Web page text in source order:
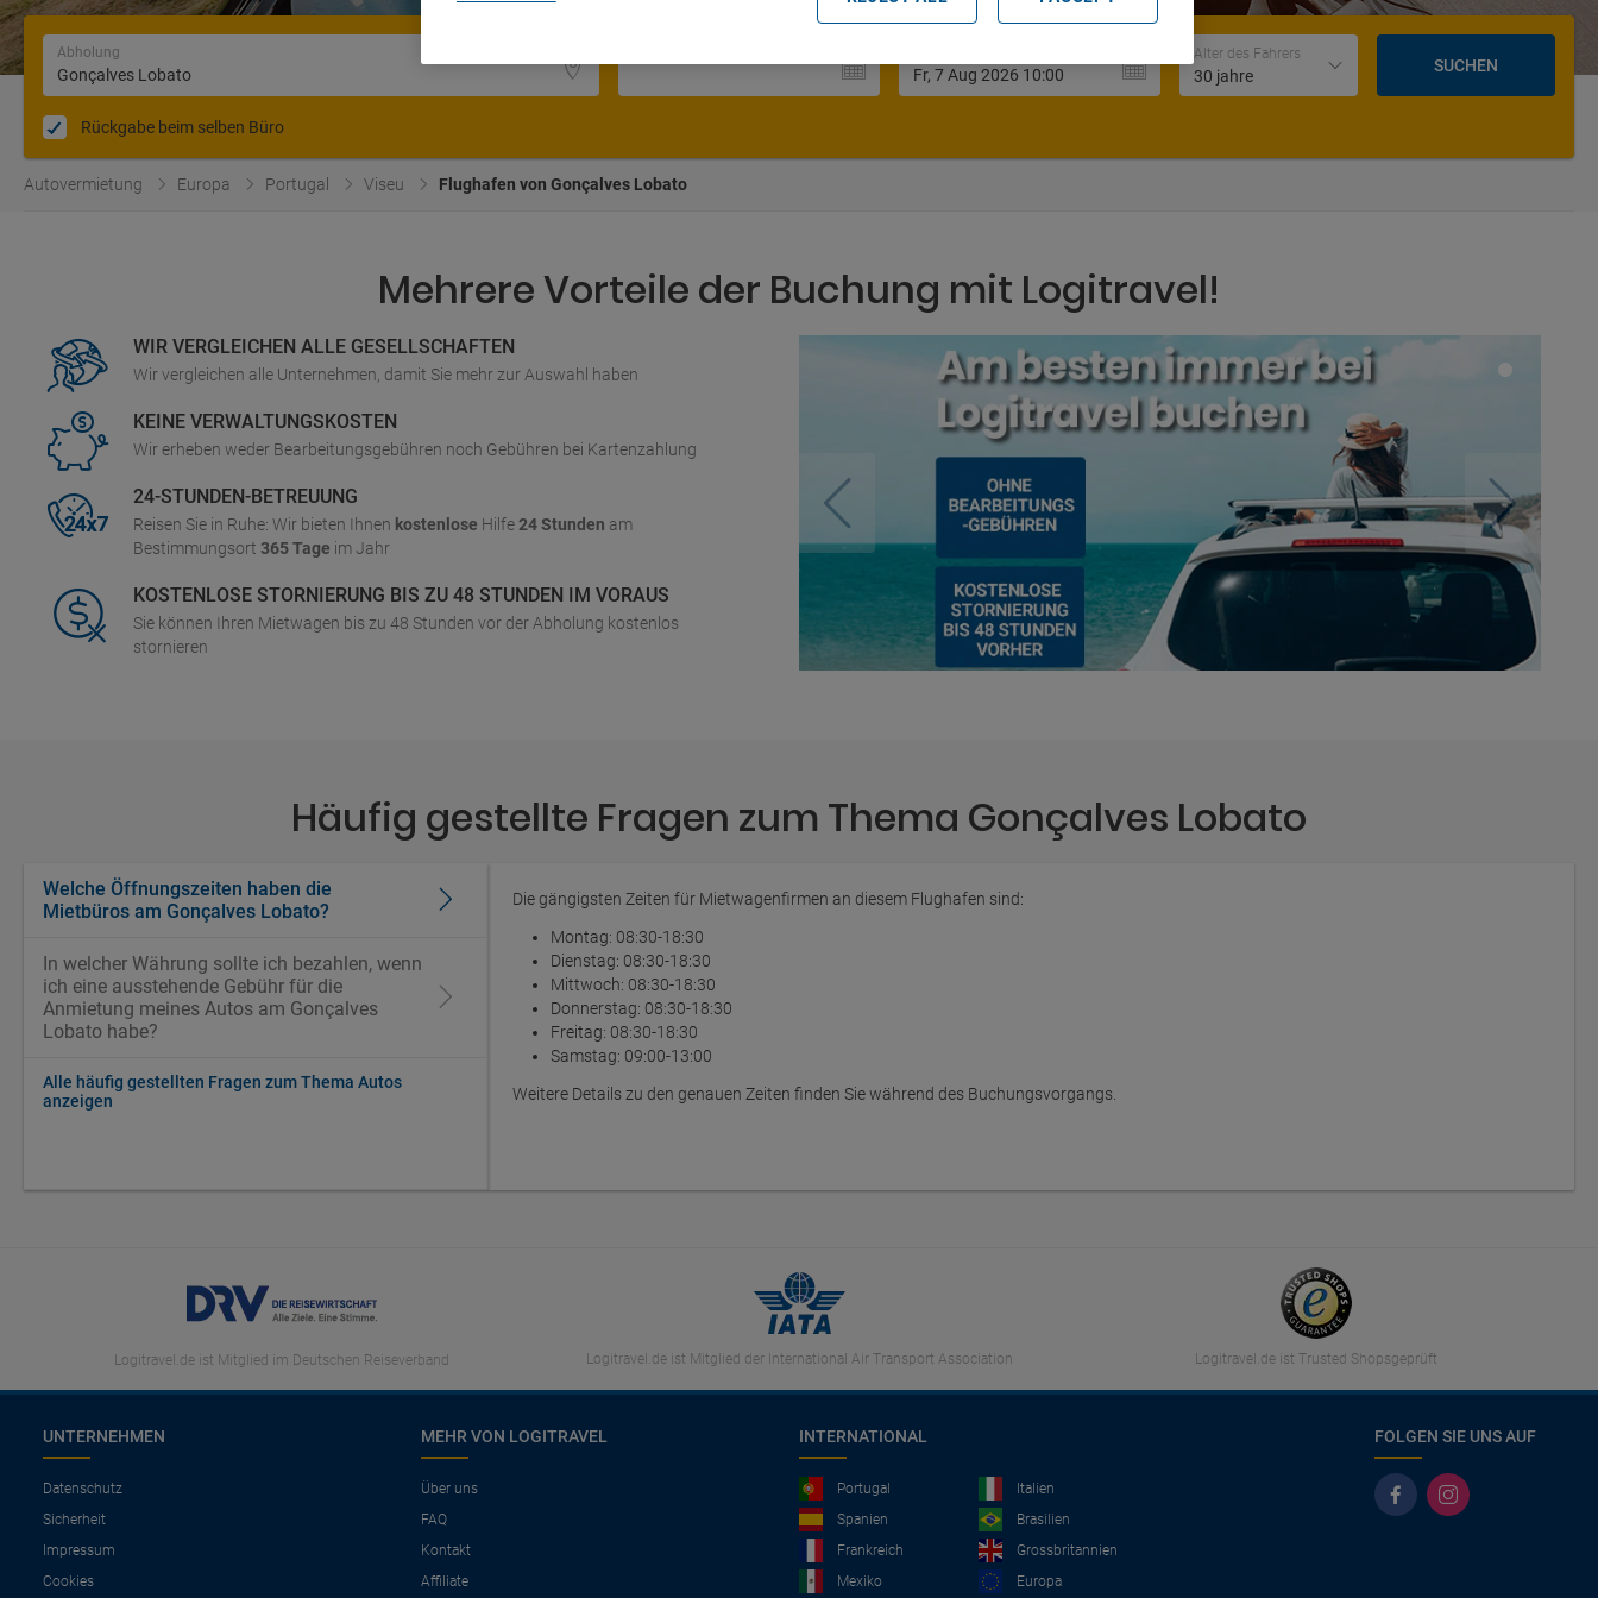
Abholung Alter des Fahrers
30 jahre
SUCHEN
Rückgabe beim selben Büro
Autovermietung Europa Portugal Viseu Flughafen von Gonçalves Lobato
Mehrere Vorteile der Buchung mit Logitravel!
WIR VERGLEICHEN ALLE GESELLSCHAFTEN
Wir vergleichen alle Unternehmen, damit Sie mehr zur Auswahl haben
KEINE VERWALTUNGSKOSTEN
Wir erheben weder Bearbeitungsgebühren noch Gebühren bei Kartenzahlung
24-STUNDEN-BETREUUNG
Reisen Sie in Ruhe: Wir bieten Ihnen kostenlose Hilfe24 Stunden am
Bestimmungsort 365 Tage im Jahr
KOSTENLOSE STORNIERUNG BIS ZU 48 STUNDEN IM VORAUS
Sie können Ihren Mietwagen bis zu 48 Stunden vor der Abholung kostenlos
stornieren
Häufig gestellte Fragen zum Thema Gonçalves Lobato
Welche Öffnungszeiten haben die
Mietbüros am Gonçalves Lobato?
In welcher Währung sollte ich bezahlen, wenn
ich eine ausstehende Gebühr für die
Anmietung meines Autos am Gonçalves
Lobato habe?
Alle häufig gestellten Fragen zum Thema Autos
anzeigen
Die gängigsten Zeiten für Mietwagenfirmen an diesem Flughafen sind:
Montag: 08:30-18:30
Dienstag: 08:30-18:30
Mittwoch: 08:30-18:30
Donnerstag: 08:30-18:30
Freitag: 08:30-18:30
Samstag: 09:00-13:00
Weitere Details zu den genauen Zeiten finden Sie während des Buchungsvorgangs.
Logitravel.de ist Mitglied im Deutschen Reiseverband Logitravel.de ist Mitglied der International Air Transport Association Logitravel.de ist Trusted Shopsgeprüft
UNTERNEHMEN
Datenschutz
Sicherheit
Impressum
Cookies
MEHR VON LOGITRAVEL
Über uns
FAQ
Kontakt
Affiliate
INTERNATIONAL
Portugal
Italien
Spanien
Brasilien
Frankreich
Grossbritannien
Mexiko
Europa
FOLGEN SIE UNS AUF